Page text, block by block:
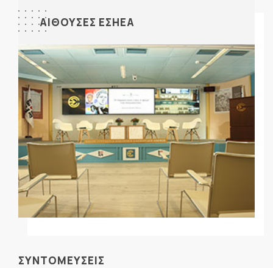
ΑΙΘΟΥΣΕΣ ΕΣΗΕΑ
ΣΥΝΤΟΜΕΥΣΕΙΣ